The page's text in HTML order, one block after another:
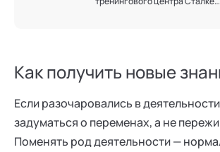
Как получить новые
Если разочаровались в
задуматься о переменах, а не
Поменять род деятельности —